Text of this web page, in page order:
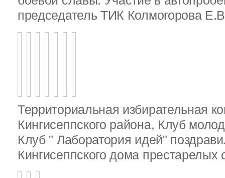
председатель ТИК Колмогорова
Территориальная избирательная
Кингисеппского района, Клуб
Клуб " Лаборатория идей"
Кингисеппского дома